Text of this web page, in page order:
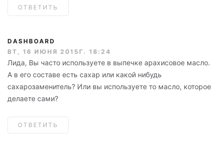
ОТВЕТИТЬ
DASHBOARD
ВТ, 16 ИЮНЯ 2015Г. 18:24
Лида, Вы часто используете в выпечке арахисовое масло.
А в его составе есть сахар или какой нибудь
сахарозаменитель? Или вы используете то масло, которое
делаете сами?
ОТВЕТИТЬ